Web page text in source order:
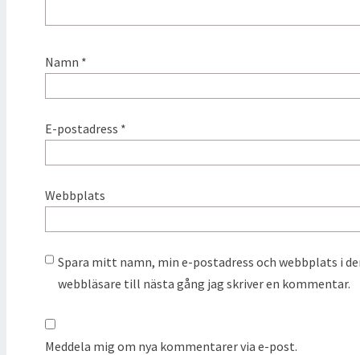
Namn *
E-postadress *
Webbplats
Spara mitt namn, min e-postadress och webbplats i
webbläsare till nästa gång jag skriver en kommentar.
Meddela mig om nya kommentarer via e-post.